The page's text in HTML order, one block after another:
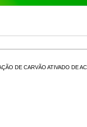
DE CARVÃO ATIVADO DE